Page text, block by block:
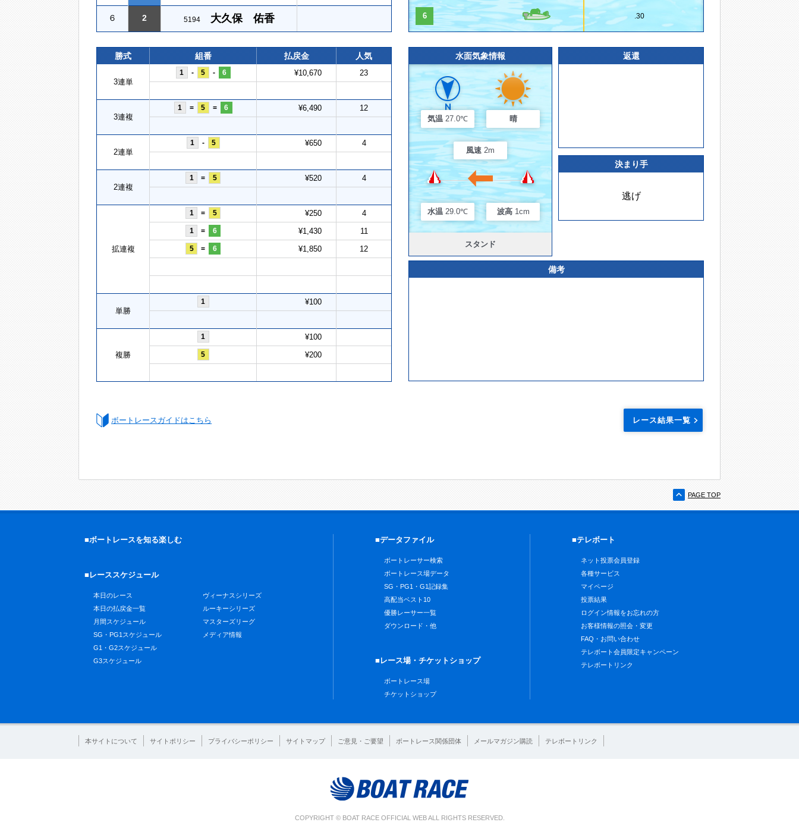
６ 2 5194 大久保 佑香 6 .30
勝式 組番 払戻金 人気
3連単
1 - 5 - 6 ¥10,670 23
3連複
1 = 5 = 6 ¥6,490 12
2連単
1 - 5 ¥650 4
2連複
1 = 5 ¥520 4
拡連複
1 = 5 ¥250 4
1 = 6 ¥1,430 11
5 = 6 ¥1,850 12
単勝
1 ¥100
複勝
1 ¥100
5 ¥200
水面気象情報
気温 27.0℃ 晴
風速 2m
水温 29.0℃ 波高 1cm
スタンド
返還
決まり手
逃げ
備考
ボートレースガイドはこちら レース結果一覧
PAGE TOP
■ボートレースを知る楽しむ
■レーススケジュール
本日のレース
本日の払戻金一覧
月間スケジュール
SG・PG1スケジュール
G1・G2スケジュール
G3スケジュール
ヴィーナスシリーズ
ルーキーシリーズ
マスターズリーグ
メディア情報
■データファイル
ボートレーサー検索
ボートレース場データ
SG・PG1・G1記録集
高配当ベスト10
優勝レーサー一覧
ダウンロード・他
■レース場・チケットショップ
ボートレース場
チケットショップ
■テレボート
ネット投票会員登録
各種サービス
マイページ
投票結果
ログイン情報をお忘れの方
お客様情報の照会・変更
FAQ・お問い合わせ
テレボート会員限定キャンペーン
テレボートリンク
本サイトについて サイトポリシー プライバシーポリシー サイトマップ ご意見・ご要望 ボートレース関係団体 メールマガジン購読 テレボートリンク
COPYRIGHT © BOAT RACE OFFICIAL WEB ALL RIGHTS RESERVED.